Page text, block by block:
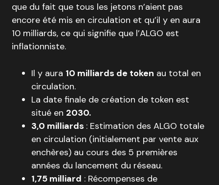
que du fait que tous les jetons n’aient pas
encore été mis en circulation et qu’il y en aura
10 milliards, ce qui signifie que l’ALGO est
inflationniste.
Il y aura 10 milliards de token au total en
circulation.
La date finale de création de token est
situé en 2030.
3,0 milliards : Estimation des ALGO totale
en circulation (initialement par vente aux
enchères) au cours des 5 premières
années du lancement du réseau.
1,75 milliard : Récompenses de